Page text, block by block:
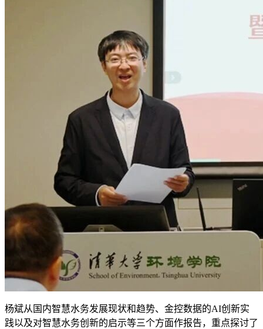
杨斌从国内智慧水务发展现状和趋势、金控数据的AI创新实
践以及对智慧水务创新的启示等三个方面作报告，重点探讨了